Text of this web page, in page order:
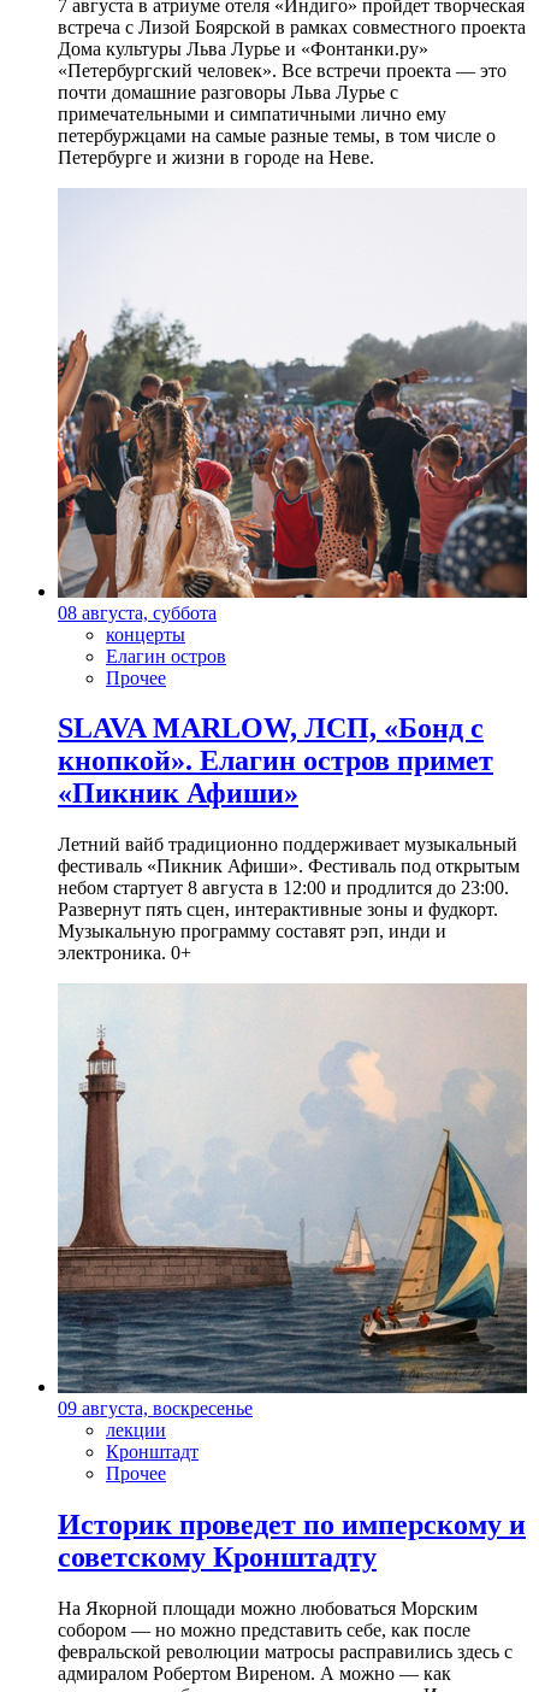
7 августа в атриуме отеля «Индиго» пройдет творческая
встреча с Лизой Боярской в рамках совместного проекта
Дома культуры Льва Лурье и «Фонтанки.ру»
«Петербургский человек». Все встречи проекта — это
почти домашние разговоры Льва Лурье с
примечательными и симпатичными лично ему
петербуржцами на самые разные темы, в том числе о
Петербурге и жизни в городе на Неве.
08 августа, суббота
концерты
Елагин остров
Прочее
SLAVA MARLOW, ЛСП, «Бонд с
кнопкой». Елагин остров примет
«Пикник Афиши»
Летний вайб традиционно поддерживает музыкальный
фестиваль «Пикник Афиши». Фестиваль под открытым
небом стартует 8 августа в 12:00 и продлится до 23:00.
Развернут пять сцен, интерактивные зоны и фудкорт.
Музыкальную программу составят рэп, инди и
электроника. 0+
09 августа, воскресенье
лекции
Кронштадт
Прочее
Историк проведет по имперскому и
советскому Кронштадту
На Якорной площади можно любоваться Морским
собором — но можно представить себе, как после
февральской революции матросы расправились здесь с
адмиралом Робертом Виреном. А можно — как